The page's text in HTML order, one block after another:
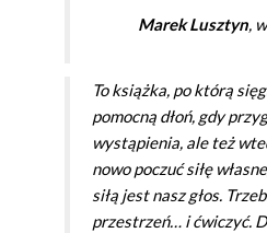
Marek Lusztyn,
To książka, po którą
pomocną dłoń, gdy
wystąpienia, ale też
nowo poczuć siłę
siłą jest nasz głos.
przestrzeń… i ćwiczyć.